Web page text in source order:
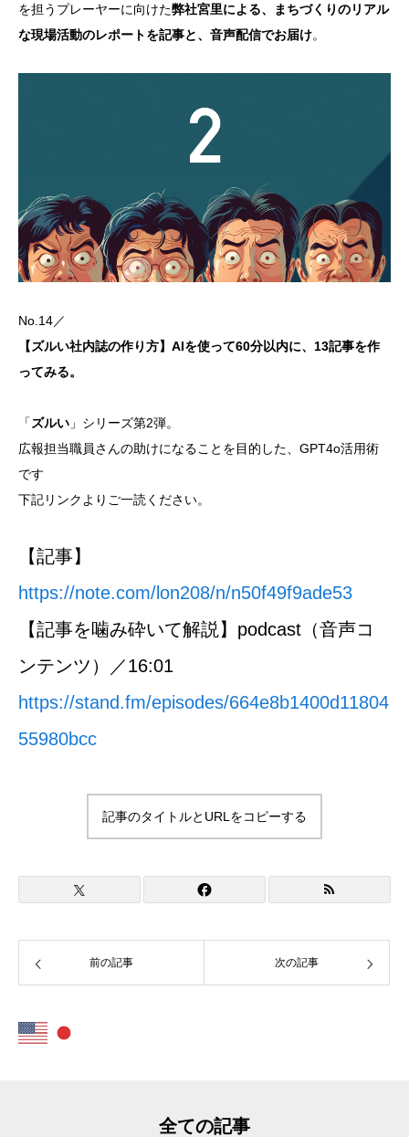
note
人口減少の最前線からの現場レポート
を担うプレーヤーに向けた弊社宮里による、まちづくりのリアル
な現場活動のレポートを記事と、音声配信でお届け。
No.14／
【ズルい社内誌の作り方】AIを使って60分以内に、13記事を作
ってみる。
「 ズルい 」シリーズ第2弾。
広報担当職員さんの助けになることを目的した、GPT4o活用術
です
下記リンクよりご一読ください。
【記事】
https://note.com/lon208/n/n50f49f9ade53
【記事を噛み砕いて解説】podcast（音声コ
ンテンツ）／16:01
https://stand.fm/episodes/664e8b1400d11804
55980bcc
記事のタイトルとURLをコピーする
前の記事 次の記事
全ての記事